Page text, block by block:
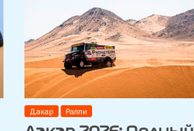
Дакар Ралли